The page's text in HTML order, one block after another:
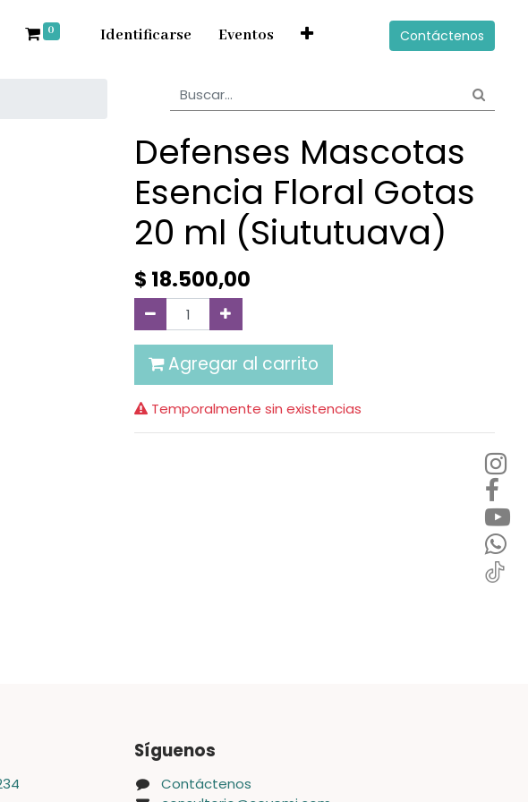
0 Identificarse Eventos Contáctenos
Defenses Mascotas
Esencia Floral Gotas
20 ml (Siututuava)
$ 18.500,00
Agregar al carrito
Temporalmente sin existencias
Síguenos
Contáctenos